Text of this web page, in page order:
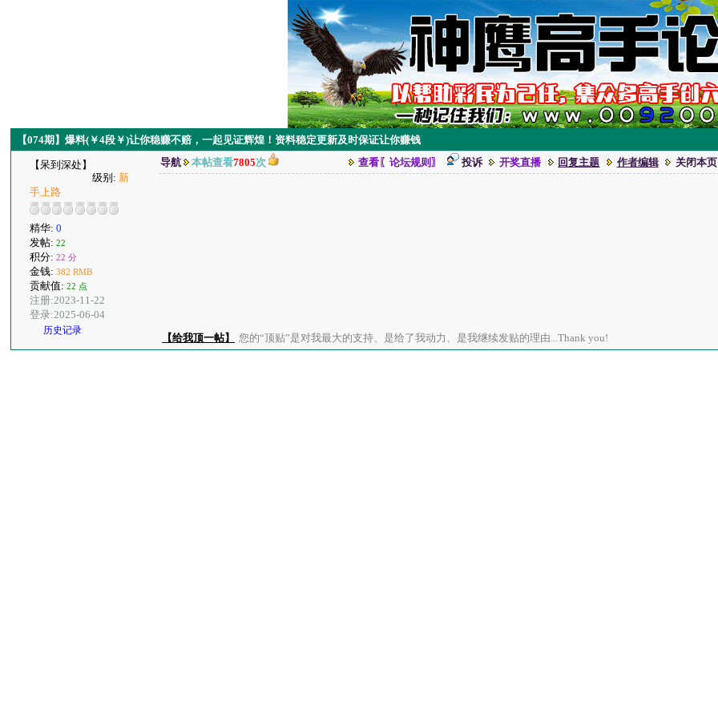
【074期】爆料(￥4段￥)让你稳赚不赔，一起见证辉煌！资料稳定更新及时保证让你赚钱
【呆到深处】
级别: 新
手上路
精华:0
发帖:22
积分:22 分
金钱:382 RMB
贡献值:22 点
注册:2023-11-22
登录:2025-06-04
历史记录
导航 本帖查看7805次 查看〖论坛规则〗 投诉 开奖直播 回复主题 作者编辑 关闭本页
【给我顶一帖】 您的“顶贴”是对我最大的支持、是给了我动力、是我继续发贴的理由...Thank you!